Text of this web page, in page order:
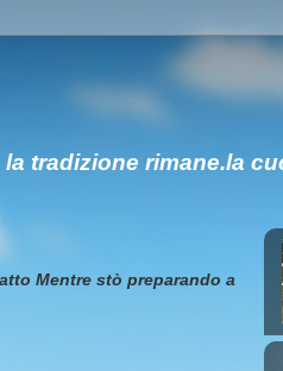
tradizione rimane.la
Mentre stò preparando a